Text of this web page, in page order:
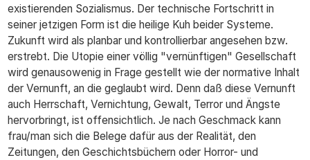
existierenden Sozialismus. Der technische Fortschritt in
seiner jetzigen Form ist die heilige Kuh beider Systeme.
Zukunft wird als planbar und kontrollierbar angesehen bzw.
erstrebt. Die Utopie einer völlig "vernünftigen" Gesellschaft
wird genausowenig in Frage gestellt wie der normative Inhalt
der Vernunft, an die geglaubt wird. Denn daß diese Vernunft
auch Herrschaft, Vernichtung, Gewalt, Terror und Ängste
hervorbringt, ist offensichtlich. Je nach Geschmack kann
frau/man sich die Belege dafür aus der Realität, den
Zeitungen, den Geschichtsbüchern oder Horror- und